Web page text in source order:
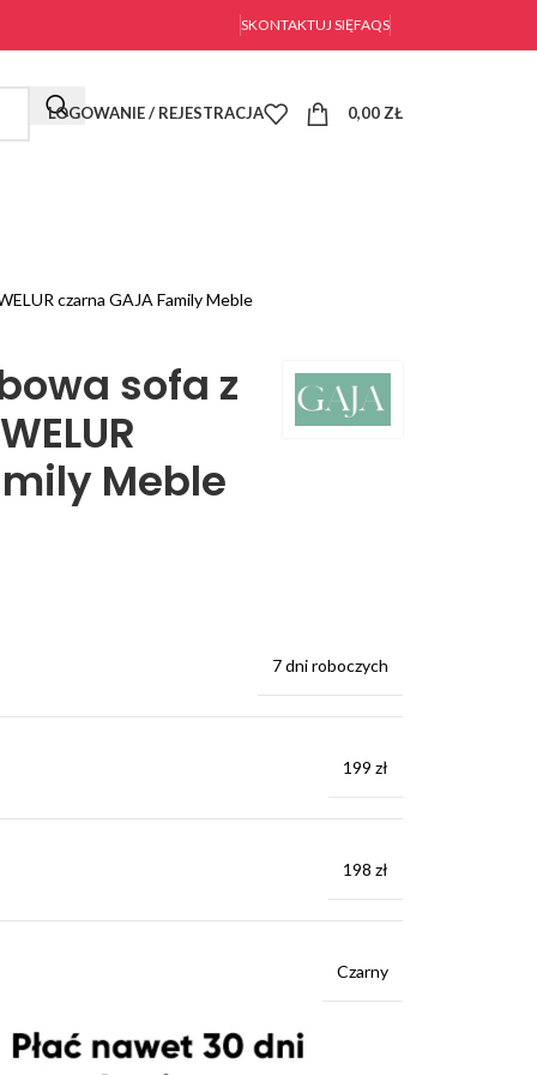
SKONTAKTUJ SIĘFAQS
LOGOWANIE / REJESTRACJA 0,00 ZŁ
czarna GAJA Family Meble
sofa z
Meble
7 dni roboczych
199 zł
198 zł
Czarny